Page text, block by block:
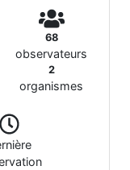
68
observateurs
2
organismes